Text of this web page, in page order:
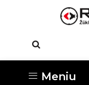
Meniu